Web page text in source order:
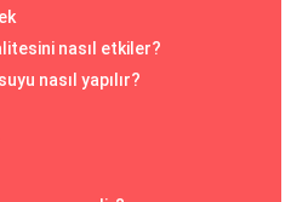
nasıl etkiler?
nasıl yapılır?